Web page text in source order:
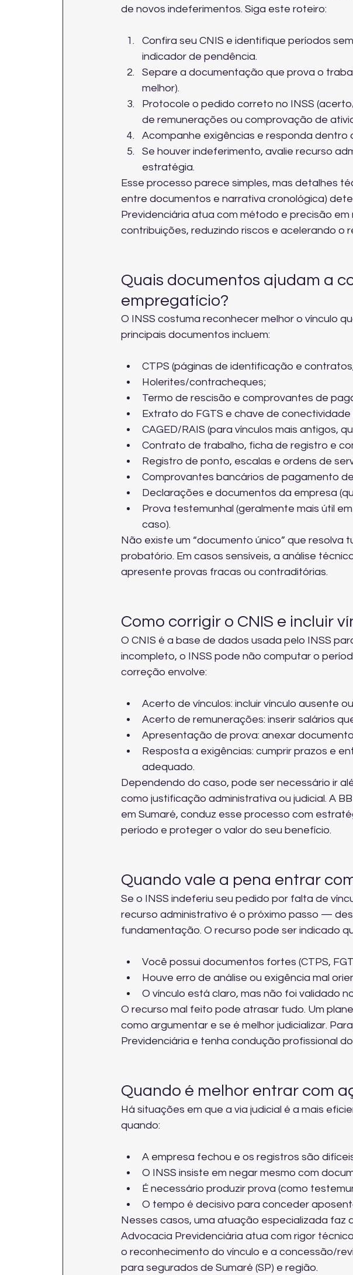
de novos indeferimentos. Siga este roteiro:
Confira seu CNIS e identifique períodos
indicador de pendência.
Separe a documentação que prova o
melhor).
Protocole o pedido correto no INSS
de remunerações ou comprovação de
Acompanhe exigências e responda dentro
Se houver indeferimento, avalie recurso
estratégia.
Esse processo parece simples, mas detalhes
entre documentos e narrativa cronológica)
Previdenciária atua com método e precisão em
contribuições, reduzindo riscos e acelerando o
Quais documentos ajudam a
empregatício?
O INSS costuma reconhecer melhor o vínculo
principais documentos incluem:
CTPS (páginas de identificação e
Holerites/contracheques;
Termo de rescisão e comprovantes de
Extrato do FGTS e chave de conectividade
CAGED/RAIS (para vínculos mais antigos,
Contrato de trabalho, ficha de registro e
Registro de ponto, escalas e ordens de
Comprovantes bancários de pagamento
Declarações e documentos da empresa
Prova testemunhal (geralmente mais útil
caso).
Não existe um “documento único” que resolva
probatório. Em casos sensíveis, a análise
apresente provas fracas ou contraditórias.
Como corrigir o CNIS e incluir
O CNIS é a base de dados usada pelo INSS
incompleto, o INSS pode não computar o
correção envolve:
Acerto de vínculos: incluir vínculo ausente
Acerto de remunerações: inserir salários
Apresentação de prova: anexar
Resposta a exigências: cumprir prazos e
adequado.
Dependendo do caso, pode ser necessário ir
como justificação administrativa ou judicial. A
em Sumaré, conduz esse processo com
período e proteger o valor do seu benefício.
Quando vale a pena entrar
Se o INSS indeferiu seu pedido por falta de
recurso administrativo é o próximo passo —
fundamentação. O recurso pode ser indicado
Você possui documentos fortes (CTPS,
Houve erro de análise ou exigência mal
O vínculo está claro, mas não foi validado
O recurso mal feito pode atrasar tudo. Um
como argumentar e se é melhor judicializar.
Previdenciária e tenha condução profissional do
Quando é melhor entrar com
Há situações em que a via judicial é a mais
quando:
A empresa fechou e os registros são
O INSS insiste em negar mesmo com
É necessário produzir prova (como
O tempo é decisivo para conceder
Nesses casos, uma atuação especializada faz
Advocacia Previdenciária atua com rigor
o reconhecimento do vínculo e a concessão/
para segurados de Sumaré (SP) e região.